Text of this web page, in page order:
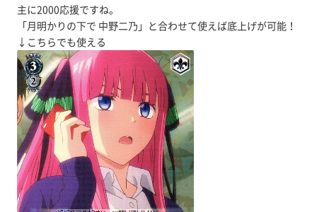
主に2000応援ですね。
「月明かりの下で 中野二乃」と合わせて使えば底上げが可能！
↓こちらでも使える